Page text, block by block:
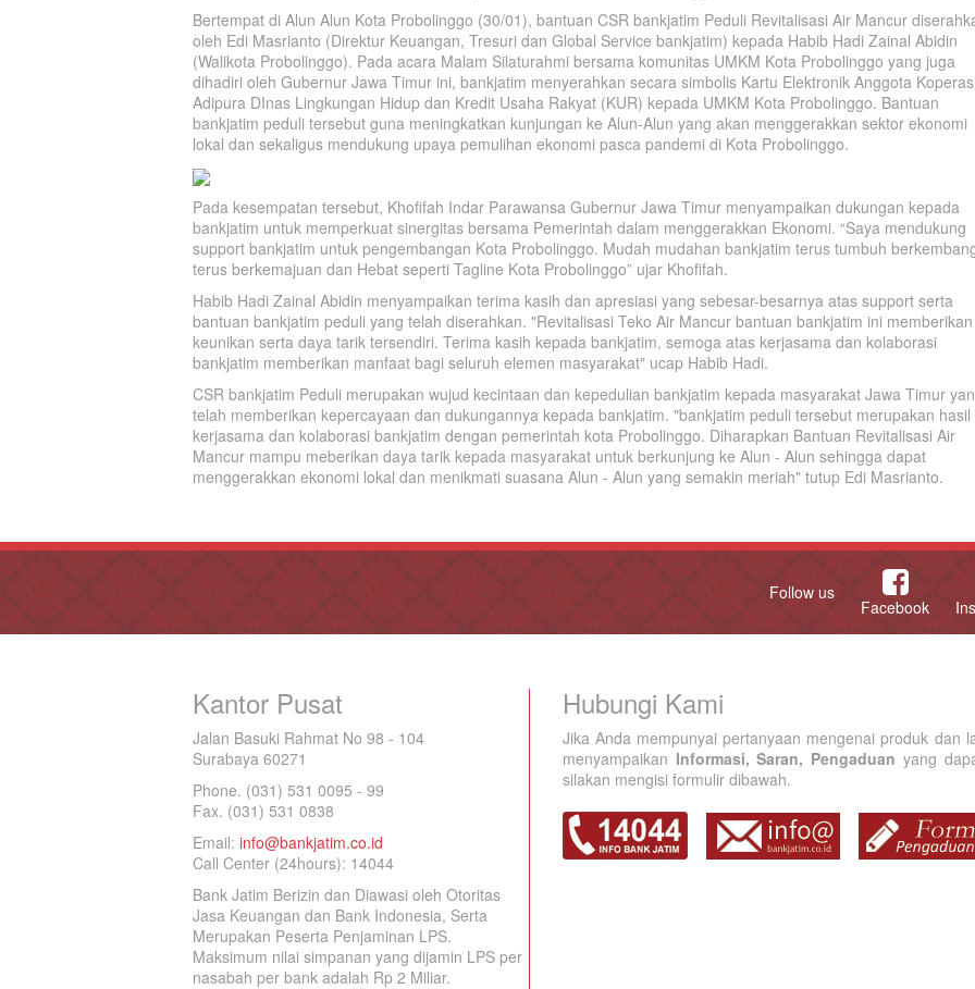
Bertempat di Alun Alun Kota Probolinggo (30/01), bantuan CSR bankjatim Peduli Revitalisasi Air Mancur
oleh Edi Masrianto (Direktur Keuangan, Tresuri dan Global Service bankjatim) kepada Habib Hadi Zainal Abidin
(Walikota Probolinggo). Pada acara Malam Silaturahmi bersama komunitas UMKM Kota Probolinggo yang juga
dihadiri oleh Gubernur Jawa Timur ini, bankjatim menyerahkan secara simbolis Kartu Elektronik Anggota
Adipura DInas Lingkungan Hidup dan Kredit Usaha Rakyat (KUR) kepada UMKM Kota Probolinggo. Bantuan
bankjatim peduli tersebut guna meningkatkan kunjungan ke Alun-Alun yang akan menggerakkan sektor ekonomi
lokal dan sekaligus mendukung upaya pemulihan ekonomi pasca pandemi di Kota Probolinggo.
Pada kesempatan tersebut, Khofifah Indar Parawansa Gubernur Jawa Timur menyampaikan dukungan kepada
bankjatim untuk memperkuat sinergitas bersama Pemerintah dalam menggerakkan Ekonomi. “Saya mendukung
support bankjatim untuk pengembangan Kota Probolinggo. Mudah mudahan bankjatim terus tumbuh
terus berkemajuan dan Hebat seperti Tagline Kota Probolinggo” ujar Khofifah.
Habib Hadi Zainal Abidin menyampaikan terima kasih dan apresiasi yang sebesar-besarnya atas support serta
bantuan bankjatim peduli yang telah diserahkan. "Revitalisasi Teko Air Mancur bantuan bankjatim ini memberikan
keunikan serta daya tarik tersendiri. Terima kasih kepada bankjatim, semoga atas kerjasama dan kolaborasi
bankjatim memberikan manfaat bagi seluruh elemen masyarakat" ucap Habib Hadi.
CSR bankjatim Peduli merupakan wujud kecintaan dan kepedulian bankjatim kepada masyarakat Jawa Timur
telah memberikan kepercayaan dan dukungannya kepada bankjatim. "bankjatim peduli tersebut merupakan hasil
kerjasama dan kolaborasi bankjatim dengan pemerintah kota Probolinggo. Diharapkan Bantuan Revitalisasi Air
Mancur mampu meberikan daya tarik kepada masyarakat untuk berkunjung ke Alun - Alun sehingga dapat
menggerakkan ekonomi lokal dan menikmati suasana Alun - Alun yang semakin meriah" tutup Edi Masrianto.
Follow us
Facebook
Kantor Pusat
Jalan Basuki Rahmat No 98 - 104
Surabaya 60271
Phone. (031) 531 0095 - 99
Fax. (031) 531 0838
Email: info@bankjatim.co.id
Call Center (24hours): 14044
Bank Jatim Berizin dan Diawasi oleh Otoritas
Jasa Keuangan dan Bank Indonesia, Serta
Merupakan Peserta Penjaminan LPS.
Maksimum nilai simpanan yang dijamin LPS per
nasabah per bank adalah Rp 2 Miliar.
Hubungi Kami
Jika Anda mempunyai pertanyaan mengenai produk dan
menyampaikan Informasi, Saran, Pengaduan yang
silakan mengisi formulir dibawah.